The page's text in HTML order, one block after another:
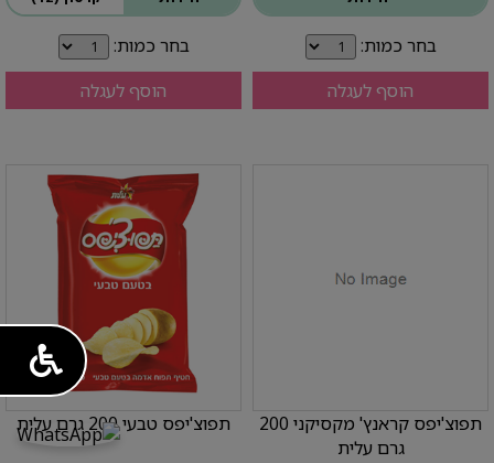
בחר כמות:
הוסף לעגלה
בחר כמות:
הוסף לעגלה
תפוצ'יפס קראנץ' מקסיקני 200
גרם עלית
תפוצ'יפס טבעי 200 גרם עלית